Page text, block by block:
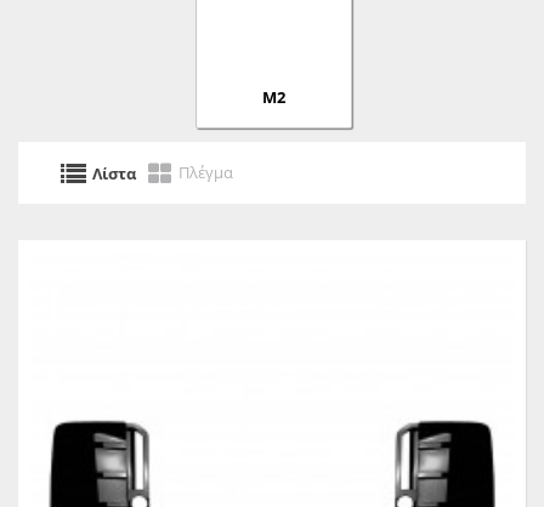
Μ2
Λίστα Πλέγμα